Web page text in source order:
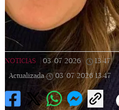
NOTICIAS 03/07/2026 13:47 |
Actualizada
03/07/2026 13:47